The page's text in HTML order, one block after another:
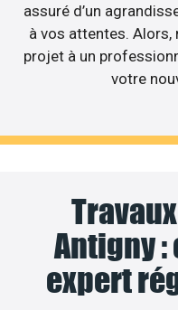
assuré d’un
à vos attentes. Alors,
projet à un
votre
Antigny :
expert